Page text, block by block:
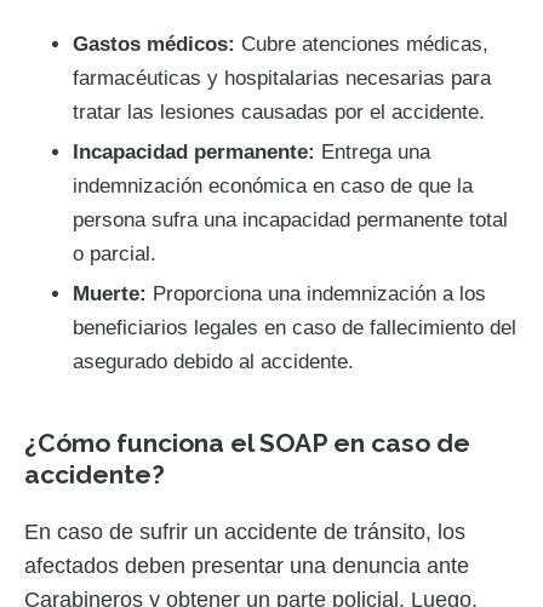
Gastos médicos: Cubre atenciones médicas,
farmacéuticas y hospitalarias necesarias para
tratar las lesiones causadas por el accidente.
Incapacidad permanente: Entrega una
indemnización económica en caso de que la
persona sufra una incapacidad permanente total
o parcial.
Muerte: Proporciona una indemnización a los
beneficiarios legales en caso de fallecimiento del
asegurado debido al accidente.
¿Cómo funciona el SOAP en caso de
accidente?
En caso de sufrir un accidente de tránsito, los
afectados deben presentar una denuncia ante
Carabineros y obtener un parte policial. Luego,